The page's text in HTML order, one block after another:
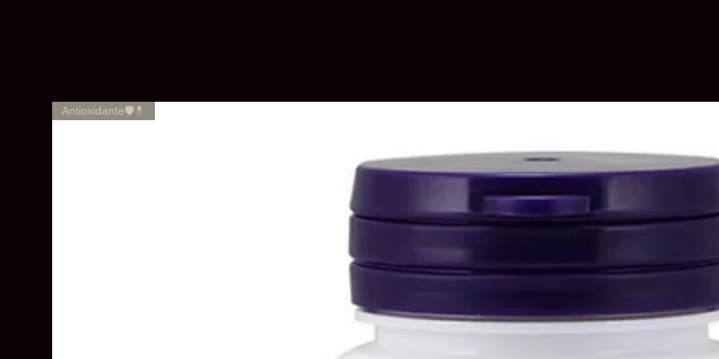
Antioxidante🛡️💊